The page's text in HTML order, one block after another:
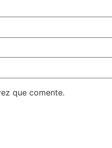
que comente.